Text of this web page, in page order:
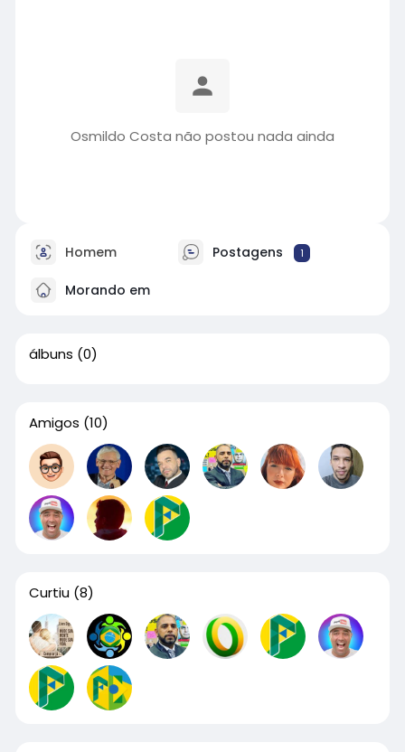
Osmildo Costa não postou nada ainda
Homem Postagens 1
Morando em
álbuns (0)
Amigos (10)
Curtiu (8)